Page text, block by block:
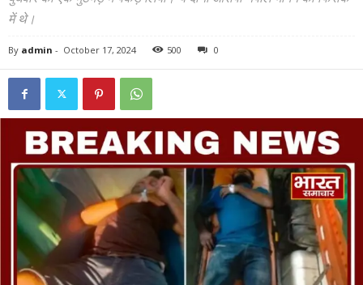
में थे।
By admin - October 17, 2024 500 0